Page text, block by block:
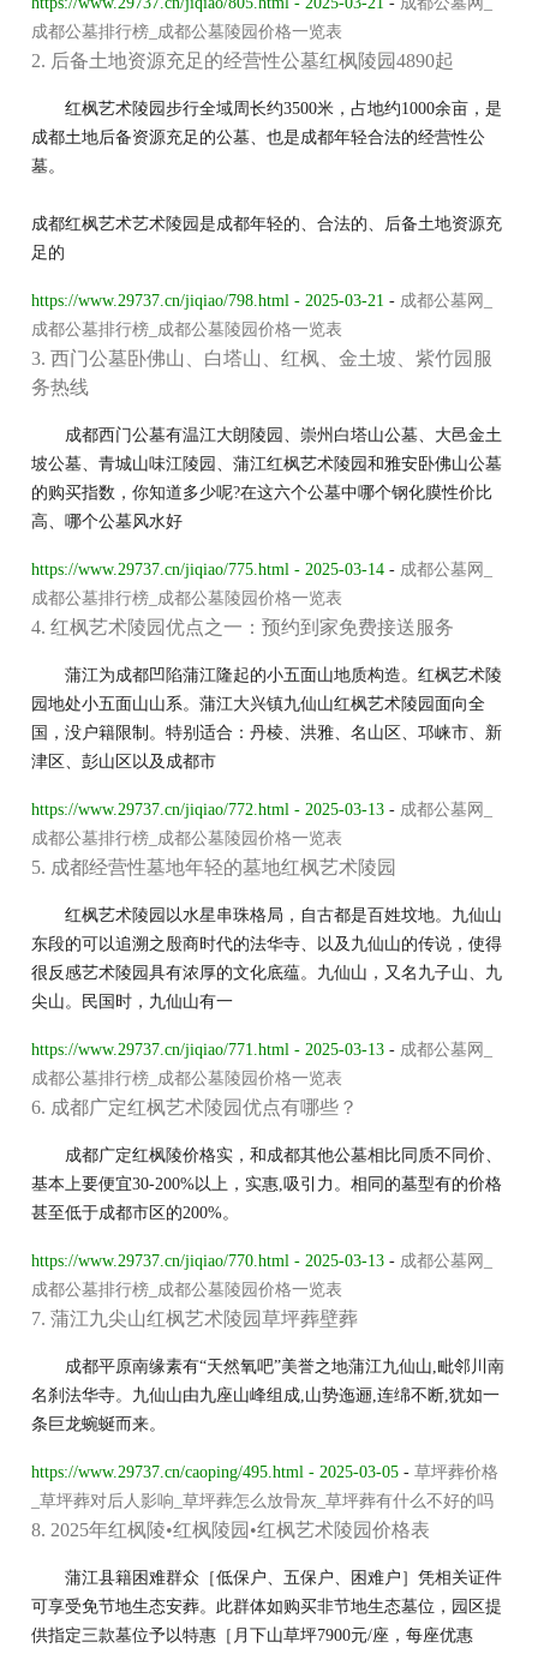
成都公墓排行榜_成都公墓陵园价格一览表
2. 后备土地资源充足的经营性公墓红枫陵园4890起
红枫艺术陵园步行全域周长约3500米，占地约1000余亩，是
成都土地后备资源充足的公墓、也是成都年轻合法的经营性公
墓。
成都红枫艺术艺术陵园是成都年轻的、合法的、后备土地资源充
足的
https://www.29737.cn/jiqiao/798.html - 2025-03-21 - 成都公墓网_
成都公墓排行榜_成都公墓陵园价格一览表
3. 西门公墓卧佛山、白塔山、红枫、金土坡、紫竹园服
务热线
成都西门公墓有温江大朗陵园、崇州白塔山公墓、大邑金土
坡公墓、青城山味江陵园、蒲江红枫艺术陵园和雅安卧佛山公墓
的购买指数，你知道多少呢?在这六个公墓中哪个钢化膜性价比
高、哪个公墓风水好
https://www.29737.cn/jiqiao/775.html - 2025-03-14 - 成都公墓网_
成都公墓排行榜_成都公墓陵园价格一览表
4. 红枫艺术陵园优点之一：预约到家免费接送服务
蒲江为成都凹陷蒲江隆起的小五面山地质构造。红枫艺术陵
园地处小五面山山系。蒲江大兴镇九仙山红枫艺术陵园面向全
国，没户籍限制。特别适合：丹棱、洪雅、名山区、邛崃市、新
津区、彭山区以及成都市
https://www.29737.cn/jiqiao/772.html - 2025-03-13 - 成都公墓网_
成都公墓排行榜_成都公墓陵园价格一览表
5. 成都经营性墓地年轻的墓地红枫艺术陵园
红枫艺术陵园以水星串珠格局，自古都是百姓坟地。九仙山
东段的可以追溯之殷商时代的法华寺、以及九仙山的传说，使得
很反感艺术陵园具有浓厚的文化底蕴。九仙山，又名九子山、九
尖山。民国时，九仙山有一
https://www.29737.cn/jiqiao/771.html - 2025-03-13 - 成都公墓网_
成都公墓排行榜_成都公墓陵园价格一览表
6. 成都广定红枫艺术陵园优点有哪些？
成都广定红枫陵价格实，和成都其他公墓相比同质不同价、
基本上要便宜30-200%以上，实惠,吸引力。相同的墓型有的价格
甚至低于成都市区的200%。
https://www.29737.cn/jiqiao/770.html - 2025-03-13 - 成都公墓网_
成都公墓排行榜_成都公墓陵园价格一览表
7. 蒲江九尖山红枫艺术陵园草坪葬壁葬
成都平原南缘素有“天然氧吧”美誉之地蒲江九仙山,毗邻川南
名刹法华寺。九仙山由九座山峰组成,山势迤逦,连绵不断,犹如一
条巨龙蜿蜒而来。
https://www.29737.cn/caoping/495.html - 2025-03-05 -草坪葬价格
_草坪葬对后人影响_草坪葬怎么放骨灰_草坪葬有什么不好的吗
8. 2025年红枫陵•红枫陵园•红枫艺术陵园价格表
蒲江县籍困难群众［低保户、五保户、困难户］凭相关证件
可享受免节地生态安葬。此群体如购买非节地生态墓位，园区提
供指定三款墓位予以特惠［月下山草坪7900元/座，每座优惠